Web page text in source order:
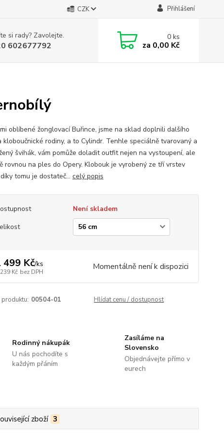
CZK Přihlášení
si rady? Zavolejte.
602677792
0ks
za 0,00 Kč
oblíbené žonglovací Buřince, jsme na sklad doplnili dalšího
kloboučnické rodiny, a to Cylindr. Tenhle speciálně tvarovaný a
švihák, vám pomůže doladit outfit nejen na vystoupení, ale
rovnou na ples do Opery. Klobouk je vyrobený ze tří vrstev
tomu je dostateč... celý popis
Není skladem
499 Kč/ks
Kč bez DPH Momentálně není k dispozici
00504-01 Hlídat cenu / dostupnost
Rodinný nákupák
U nás pochodíte s
každým přáním
Zasíláme na
Slovensko
Objednávejte přímo v
eurech
zboží 3